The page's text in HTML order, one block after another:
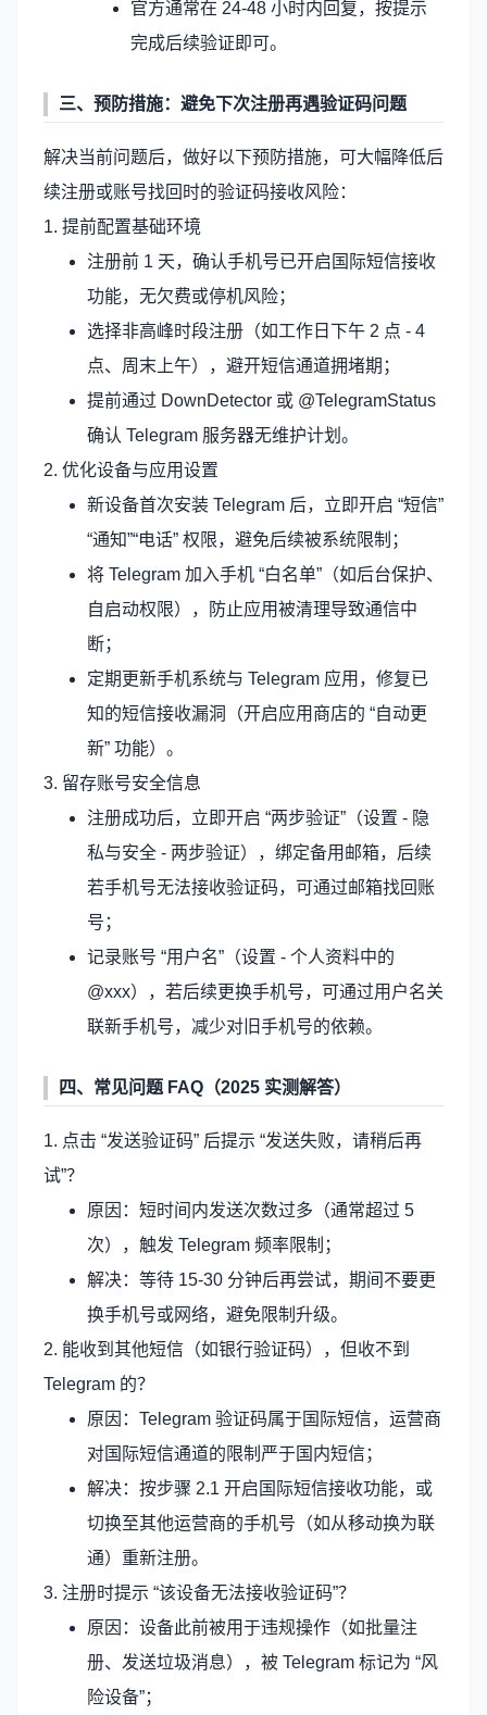
官方通常在 24-48 小时内回复，按提示
完成后续验证即可。
三、预防措施：避免下次注册再遇验证码问题
解决当前问题后，做好以下预防措施，可大幅降低后
续注册或账号找回时的验证码接收风险：
1. 提前配置基础环境
注册前 1 天，确认手机号已开启国际短信接收
功能，无欠费或停机风险；
选择非高峰时段注册（如工作日下午 2 点 - 4
点、周末上午），避开短信通道拥堵期；
提前通过 DownDetector 或 @TelegramStatus
确认 Telegram 服务器无维护计划。
2. 优化设备与应用设置
新设备首次安装 Telegram 后，立即开启 “短信”
“通知”“电话” 权限，避免后续被系统限制；
将 Telegram 加入手机 “白名单”（如后台保护、
自启动权限），防止应用被清理导致通信中
断；
定期更新手机系统与 Telegram 应用，修复已
知的短信接收漏洞（开启应用商店的 “自动更
新” 功能）。
3. 留存账号安全信息
注册成功后，立即开启 “两步验证”（设置 - 隐
私与安全 - 两步验证），绑定备用邮箱，后续
若手机号无法接收验证码，可通过邮箱找回账
号；
记录账号 “用户名”（设置 - 个人资料中的
@xxx），若后续更换手机号，可通过用户名关
联新手机号，减少对旧手机号的依赖。
四、常见问题 FAQ（2025 实测解答）
1. 点击 “发送验证码” 后提示 “发送失败，请稍后再
试”？
原因：短时间内发送次数过多（通常超过 5
次），触发 Telegram 频率限制；
解决：等待 15-30 分钟后再尝试，期间不要更
换手机号或网络，避免限制升级。
2. 能收到其他短信（如银行验证码），但收不到
Telegram 的？
原因：Telegram 验证码属于国际短信，运营商
对国际短信通道的限制严于国内短信；
解决：按步骤 2.1 开启国际短信接收功能，或
切换至其他运营商的手机号（如从移动换为联
通）重新注册。
3. 注册时提示 “该设备无法接收验证码”？
原因：设备此前被用于违规操作（如批量注
册、发送垃圾消息），被 Telegram 标记为 “风
险设备”；